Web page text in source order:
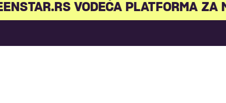
VODEĆA PLATFORMA ZA